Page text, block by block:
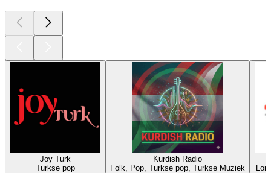
Joy Turk
Turkse pop
Kurdish Radio
Folk, Pop, Turkse pop, Turkse Muziek